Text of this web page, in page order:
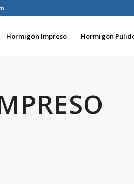
Hormigón Impreso Hormigón